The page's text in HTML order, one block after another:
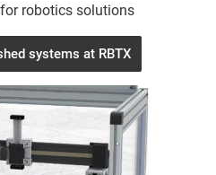
robotics solutions
systems at RBTX